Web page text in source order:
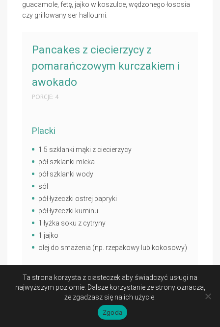
guacamole, fetę, jajko w koszulce, wędzonego łososia
czy grillowany ser halloumi.
Pancakes z ciecierzycy z
pomarańczowym kurczakiem i
awokado
PORCJE: 4
Placki
1.5 szklanki mąki z ciecierzycy
pół szklanki mleka
pół szklanki wody
sól
pół łyżeczki ostrej papryki
pół łyżeczki kuminu
1 łyżka soku z cytryny
1 jajko
olej do smażenia (np. rzepakowy lub kokosowy)
2 pojedyncze piersi z kurczaka (ok. 400 g)
2 pomarańcze
Ta strona korzysta z ciasteczek aby świadczyć usługi na
najwyższym poziomie. Dalsze korzystanie ze strony oznacza,
że zgadzasz się na ich użycie.
Zgoda